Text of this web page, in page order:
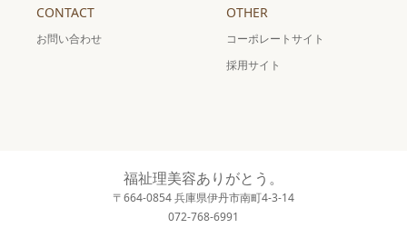
CONTACT
お問い合わせ
OTHER
コーポレートサイト
採用サイト
福祉理美容ありがとう。
〒664-0854 兵庫県伊丹市南町4-3-14
072-768-6991